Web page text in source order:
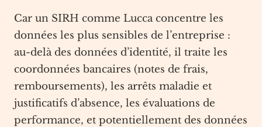
Car un SIRH comme Lucca concentre les
données les plus sensibles de l’entreprise :
au-delà des données d’identité, il traite les
coordonnées bancaires (notes de frais,
remboursements), les arrêts maladie et
justificatifs d’absence, les évaluations de
performance, et potentiellement des données